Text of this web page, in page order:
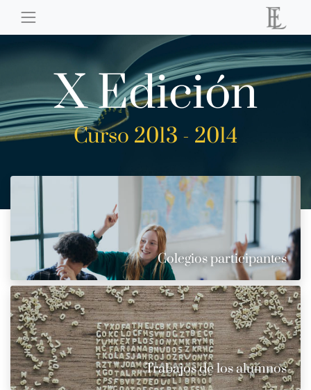
X Edición
Curso 2013 - 2014
Colegios participantes
Trabajos de los alumnos